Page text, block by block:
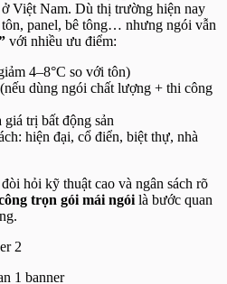
Việt Nam. Dù thị trường hiện nay
panel, bê tông… nhưng ngói vẫn
với nhiều ưu điểm:
4–8°C so với tôn)
dùng ngói chất lượng + thi công
trị bất động sản
hiện đại, cổ điển, biệt thự, nhà
hỏi kỹ thuật cao và ngân sách rõ
trọn gói mái ngói là bước quan